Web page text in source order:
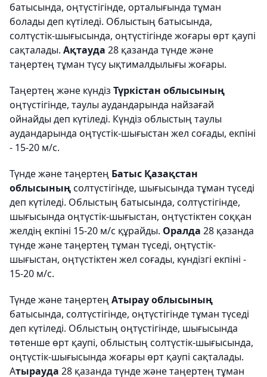
батысында, оңтүстігінде, орталығында тұман
болады деп күтіледі. Облыстың батысында,
солтүстік-шығысында, оңтүстігінде жоғары өрт қаупі
сақталады. Ақтауда 28 қазанда түнде және
таңертең тұман түсу ықтималдылығы жоғары.
Таңертең және күндіз Түркістан облысының
оңтүстігінде, таулы аудандарында найзағай
ойнайды деп күтіледі. Күндіз облыстың таулы
аудандарында оңтүстік-шығыстан жел соғады, екпіні
- 15-20 м/с.
Түнде және таңертең Батыс Қазақстан
облысыныңсолтүстігінде, шығысында тұман түседі
деп күтіледі. Облыстың батысында, солтүстігінде,
шығысында оңтүстік-шығыстан, оңтүстіктен соққан
желдің екпіні 15-20 м/с құрайды. Оралда 28 қазанда
түнде және таңертең тұман түседі, оңтүстік-
шығыстан, оңтүстіктен жел соғады, күндізгі екпіні -
15-20 м/с.
Түнде және таңертең Атырау облысының
батысында, солтүстігінде, оңтүстігінде тұман түседі
деп күтіледі. Облыстың оңтүстігінде, шығысында
төтенше өрт қаупі, облыстың солтүстік-шығысында,
оңтүстік-шығысында жоғары өрт қаупі сақталады.
Атырауда 28 қазанда түнде және таңертең тұман